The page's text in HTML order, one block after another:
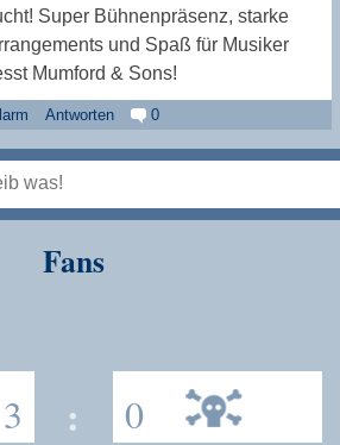
Super Bühnenpräsenz, starke
und Spaß für Musiker
Mumford & Sons!
Antworten 0
Fans
3 : 0